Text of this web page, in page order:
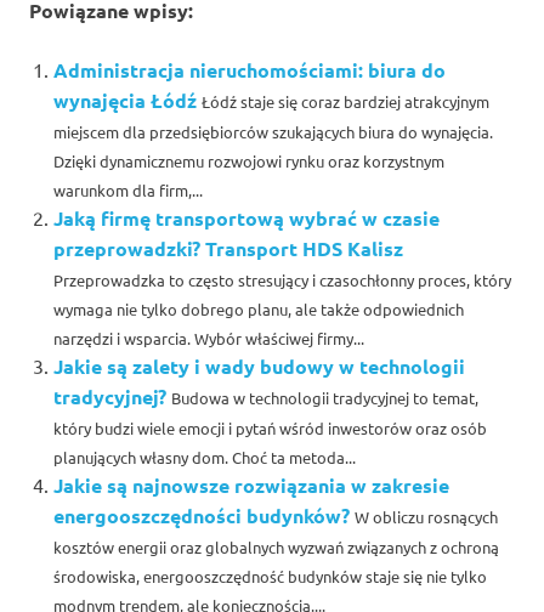
Powiązane wpisy:
Administracja nieruchomościami: biura do
wynajęcia Łódź Łódź staje się coraz bardziej atrakcyjnym
miejscem dla przedsiębiorców szukających biura do wynajęcia.
Dzięki dynamicznemu rozwojowi rynku oraz korzystnym
warunkom dla firm,...
Jaką firmę transportową wybrać w czasie
przeprowadzki? Transport HDS Kalisz
Przeprowadzka to często stresujący i czasochłonny proces, który
wymaga nie tylko dobrego planu, ale także odpowiednich
narzędzi i wsparcia. Wybór właściwej firmy...
Jakie są zalety i wady budowy w technologii
tradycyjnej? Budowa w technologii tradycyjnej to temat,
który budzi wiele emocji i pytań wśród inwestorów oraz osób
planujących własny dom. Choć ta metoda...
Jakie są najnowsze rozwiązania w zakresie
energooszczędności budynków? W obliczu rosnących
kosztów energii oraz globalnych wyzwań związanych z ochroną
środowiska, energooszczędność budynków staje się nie tylko
modnym trendem, ale koniecznością....